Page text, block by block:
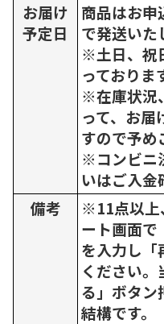
お届け
予定日
商品はお申
で発送いた
※土日、祝
っておりま
※在庫状況
って、お届
すので予め
※コンビニ
いはご入金
備考
※11点以上
ート画面で
を入力し「
ください
る」ボタン
結構です。